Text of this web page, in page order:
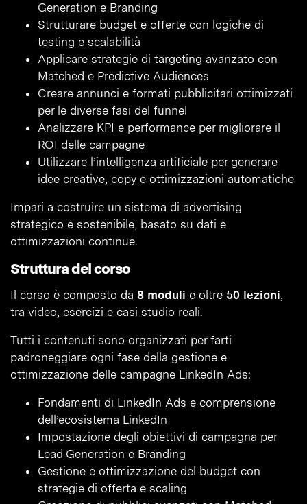
Generation e Branding
Strutturare budget e offerte con logiche di
testing e scalabilità
Applicare strategie di targeting avanzato con
Matched e Predictive Audiences
Creare annunci e formati pubblicitari ottimizzati
per le diverse fasi del funnel
Analizzare KPI e performance per migliorare il
ROI delle campagne
Utilizzare l’intelligenza artificiale per generare
idee creative, copy e ottimizzazioni automatiche
Impari a costruire un sistema di advertising
strategico e sostenibile, basato su dati e
ottimizzazioni continue.
Struttura del corso
Il corso è composto da 8 moduli e oltre 50 lezioni,
tra video, esercizi e casi studio reali.
Tutti i contenuti sono organizzati per farti
padroneggiare ogni fase della gestione e
ottimizzazione delle campagne LinkedIn Ads:
Fondamenti di LinkedIn Ads e comprensione
dell’ecosistema LinkedIn
Impostazione degli obiettivi di campagna per
Lead Generation e Branding
Gestione e ottimizzazione del budget con
strategie di offerta e scaling